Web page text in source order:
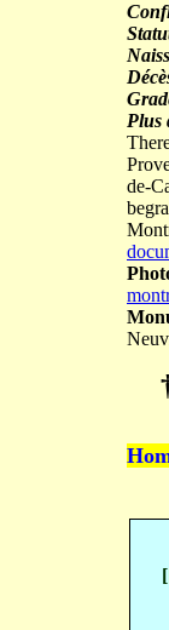
Plus
de-
[